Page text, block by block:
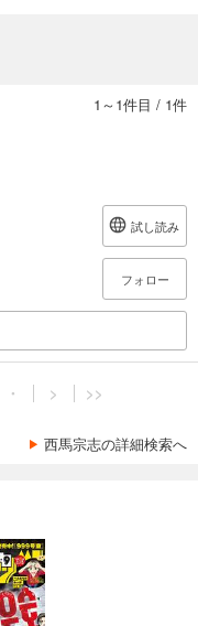
1～1件目 / 1件
試し読み
フォロー
・ > >>
西馬宗志の詳細検索へ